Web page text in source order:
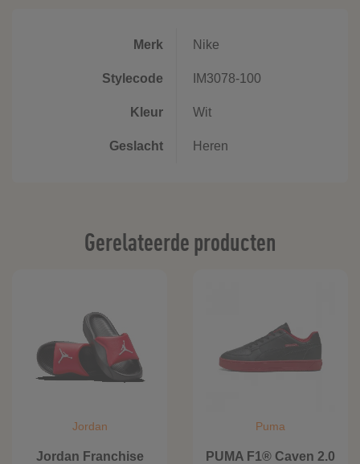
Merk Nike
Stylecode IM3078-100
Kleur Wit
Geslacht Heren
Gerelateerde producten
Jordan
Jordan Franchise
Puma
PUMA F1® Caven 2.0